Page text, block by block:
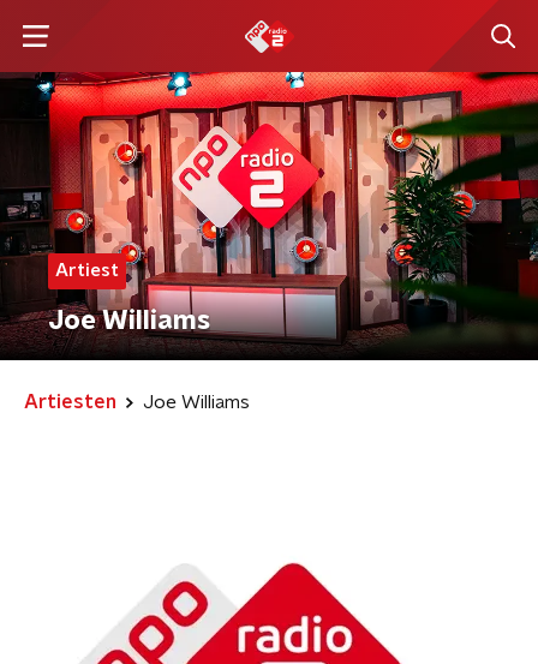
Artiest
Joe Williams
Artiesten Joe Williams